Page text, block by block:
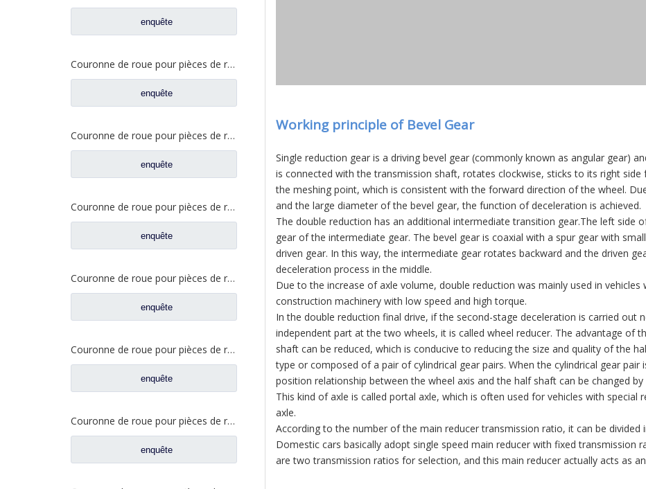
enquête
Couronne de roue pour pièces de rechange de camion Foton Auman HFF2405041CK1VZC
enquête
Couronne de roue pour pièces de rechange de camion Foton Auman HFF2405041CK2BZ
enquête
Couronne de roue pour pièces de rechange de camion Shacman Delong 81.35111.0021
enquête
Couronne de roue pour pièces de rechange de camion Sinotruk Howo WG9981340051
enquête
Couronne de roue pour pièces de rechange WG9231340123 de camion de Sinotruk Howo
enquête
Couronne de roue pour pièces de rechange 712W35111-0043 de camion de Sinotruk Steyr
enquête
Working principle of Bevel Gear
Single reduction gear is a driving bevel gear (commonly known as angular gear)
is connected with the transmission shaft, rotates clockwise, sticks to its right
the meshing point, which is consistent with the forward direction of the wheel.
and the large diameter of the bevel gear, the function of deceleration is achieved.
The double reduction has an additional intermediate transition gear.The left side
gear of the intermediate gear. The bevel gear is coaxial with a spur gear with
driven gear. In this way, the intermediate gear rotates backward and the driven
deceleration process in the middle.
Due to the increase of axle volume, double reduction was mainly used in
construction machinery with low speed and high torque.
In the double reduction final drive, if the second-stage deceleration is carried out
independent part at the two wheels, it is called wheel reducer. The advantage of
shaft can be reduced, which is conducive to reducing the size and quality of the
type or composed of a pair of cylindrical gear pairs. When the cylindrical gear
position relationship between the wheel axis and the half shaft can be changed
This kind of axle is called portal axle, which is often used for vehicles with
axle.
According to the number of the main reducer transmission ratio, it can be divided
Domestic cars basically adopt single speed main reducer with fixed transmission
are two transmission ratios for selection, and this main reducer actually acts as